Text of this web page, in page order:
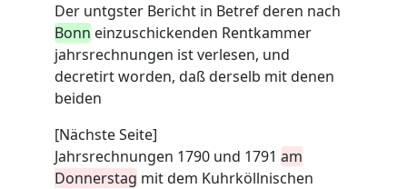
Der untgster Bericht in Betref deren nach
Bonn einzuschickenden Rentkammer
jahrsrechnungen ist verlesen, und
decretirt worden, daß derselb mit denen
beiden
[Nächste Seite]
Jahrsrechnungen 1790 und 1791am
Donnerstag mit dem Kuhrköllnischen